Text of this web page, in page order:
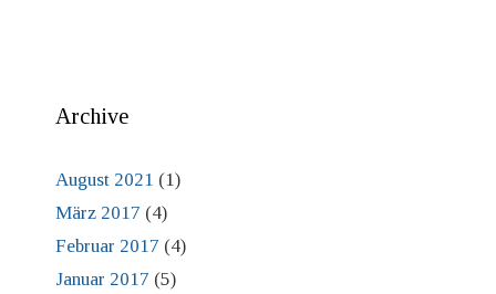
Archive
August 2021 (1)
März 2017 (4)
Februar 2017 (4)
Januar 2017 (5)